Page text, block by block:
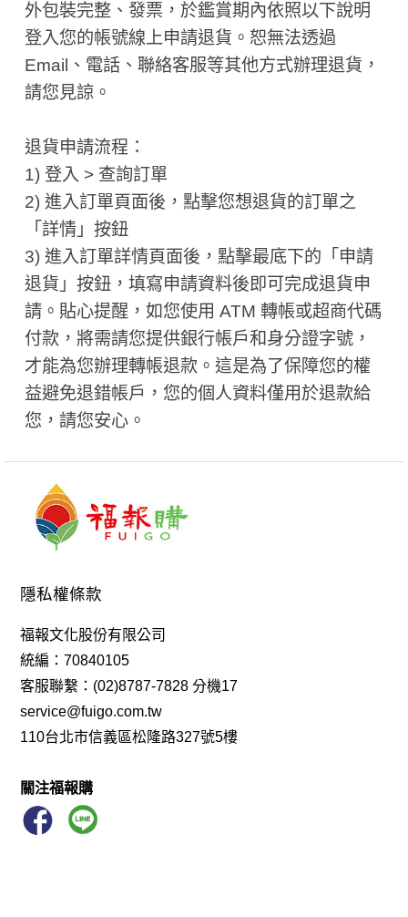
外包裝完整、發票，於鑑賞期內依照以下說明
登入您的帳號線上申請退貨。恕無法透過
Email、電話、聯絡客服等其他方式辦理退貨，
請您見諒。
退貨申請流程：
1) 登入 > 查詢訂單
2) 進入訂單頁面後，點擊您想退貨的訂單之
「詳情」按鈕
3) 進入訂單詳情頁面後，點擊最底下的「申請
退貨」按鈕，填寫申請資料後即可完成退貨申
請。貼心提醒，如您使用 ATM 轉帳或超商代碼
付款，將需請您提供銀行帳戶和身分證字號，
才能為您辦理轉帳退款。這是為了保障您的權
益避免退錯帳戶，您的個人資料僅用於退款給
您，請您安心。
隱私權條款
福報文化股份有限公司
統編：70840105
客服聯繫：(02)8787-7828 分機17
service@fuigo.com.tw
110台北市信義區松隆路327號5樓
關注福報購